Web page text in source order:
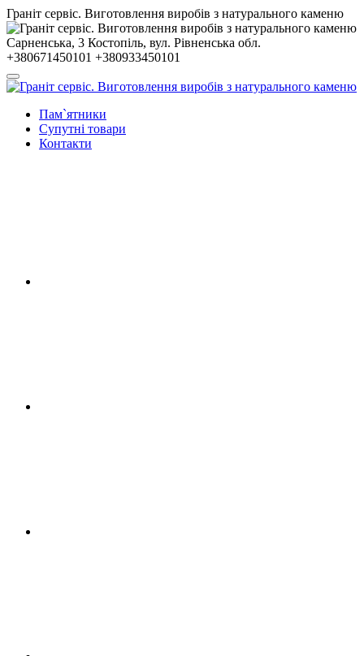
Гранiт сервiс. Виготовлення виробів з натурального каменю
Сарненська, 3 Костопiль, вул. Рiвненська обл.
+380671450101 +380933450101
Пам`ятники
Супутні товари
Контакти